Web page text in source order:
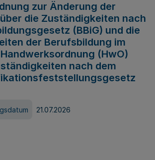
zur Änderung der
die Zuständigkeiten nach
(BBiG) und die
der Berufsbildung im
(HwO)
nach dem
21.07.2026